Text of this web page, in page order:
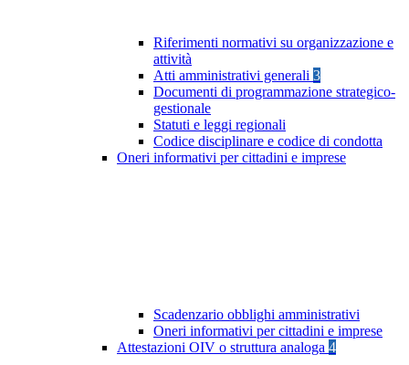
Riferimenti normativi su organizzazione e
attività
Atti amministrativi generali 3
Documenti di programmazione strategico-
gestionale
Statuti e leggi regionali
Codice disciplinare e codice di condotta
Oneri informativi per cittadini e imprese
Scadenzario obblighi amministrativi
Oneri informativi per cittadini e imprese
Attestazioni OIV o struttura analoga 4